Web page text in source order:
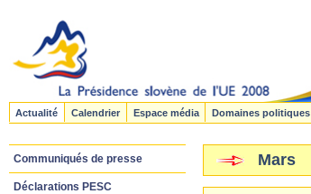
Actualité Calendrier Espace média Domaines politiques
Communiqués de presse
Déclarations PESC
Mars